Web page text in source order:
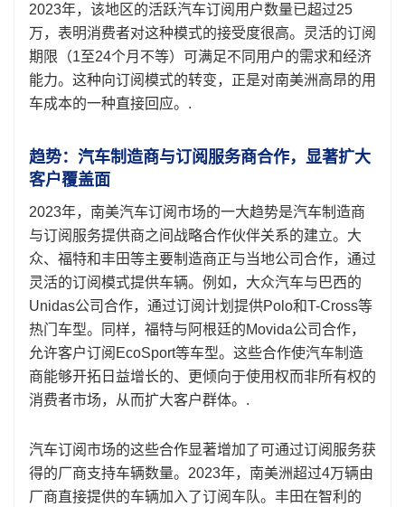
2023年，该地区的活跃汽车订阅用户数量已超过25
万，表明消费者对这种模式的接受度很高。灵活的订阅
期限（1至24个月不等）可满足不同用户的需求和经济
能力。这种向订阅模式的转变，正是对南美洲高昂的用
车成本的一种直接回应。.
趋势：汽车制造商与订阅服务商合作，显著扩大
客户覆盖面
2023年，南美汽车订阅市场的一大趋势是汽车制造商
与订阅服务提供商之间战略合作伙伴关系的建立。大
众、福特和丰田等主要制造商正与当地公司合作，通过
灵活的订阅模式提供车辆。例如，大众汽车与巴西的
Unidas公司合作，通过订阅计划提供Polo和T-Cross等
热门车型。同样，福特与阿根廷的Movida公司合作，
允许客户订阅EcoSport等车型。这些合作使汽车制造
商能够开拓日益增长的、更倾向于使用权而非所有权的
消费者市场，从而扩大客户群体。.
汽车订阅市场的这些合作显著增加了可通过订阅服务获
得的厂商支持车辆数量。2023年，南美洲超过4万辆由
厂商直接提供的车辆加入了订阅车队。丰田在智利的